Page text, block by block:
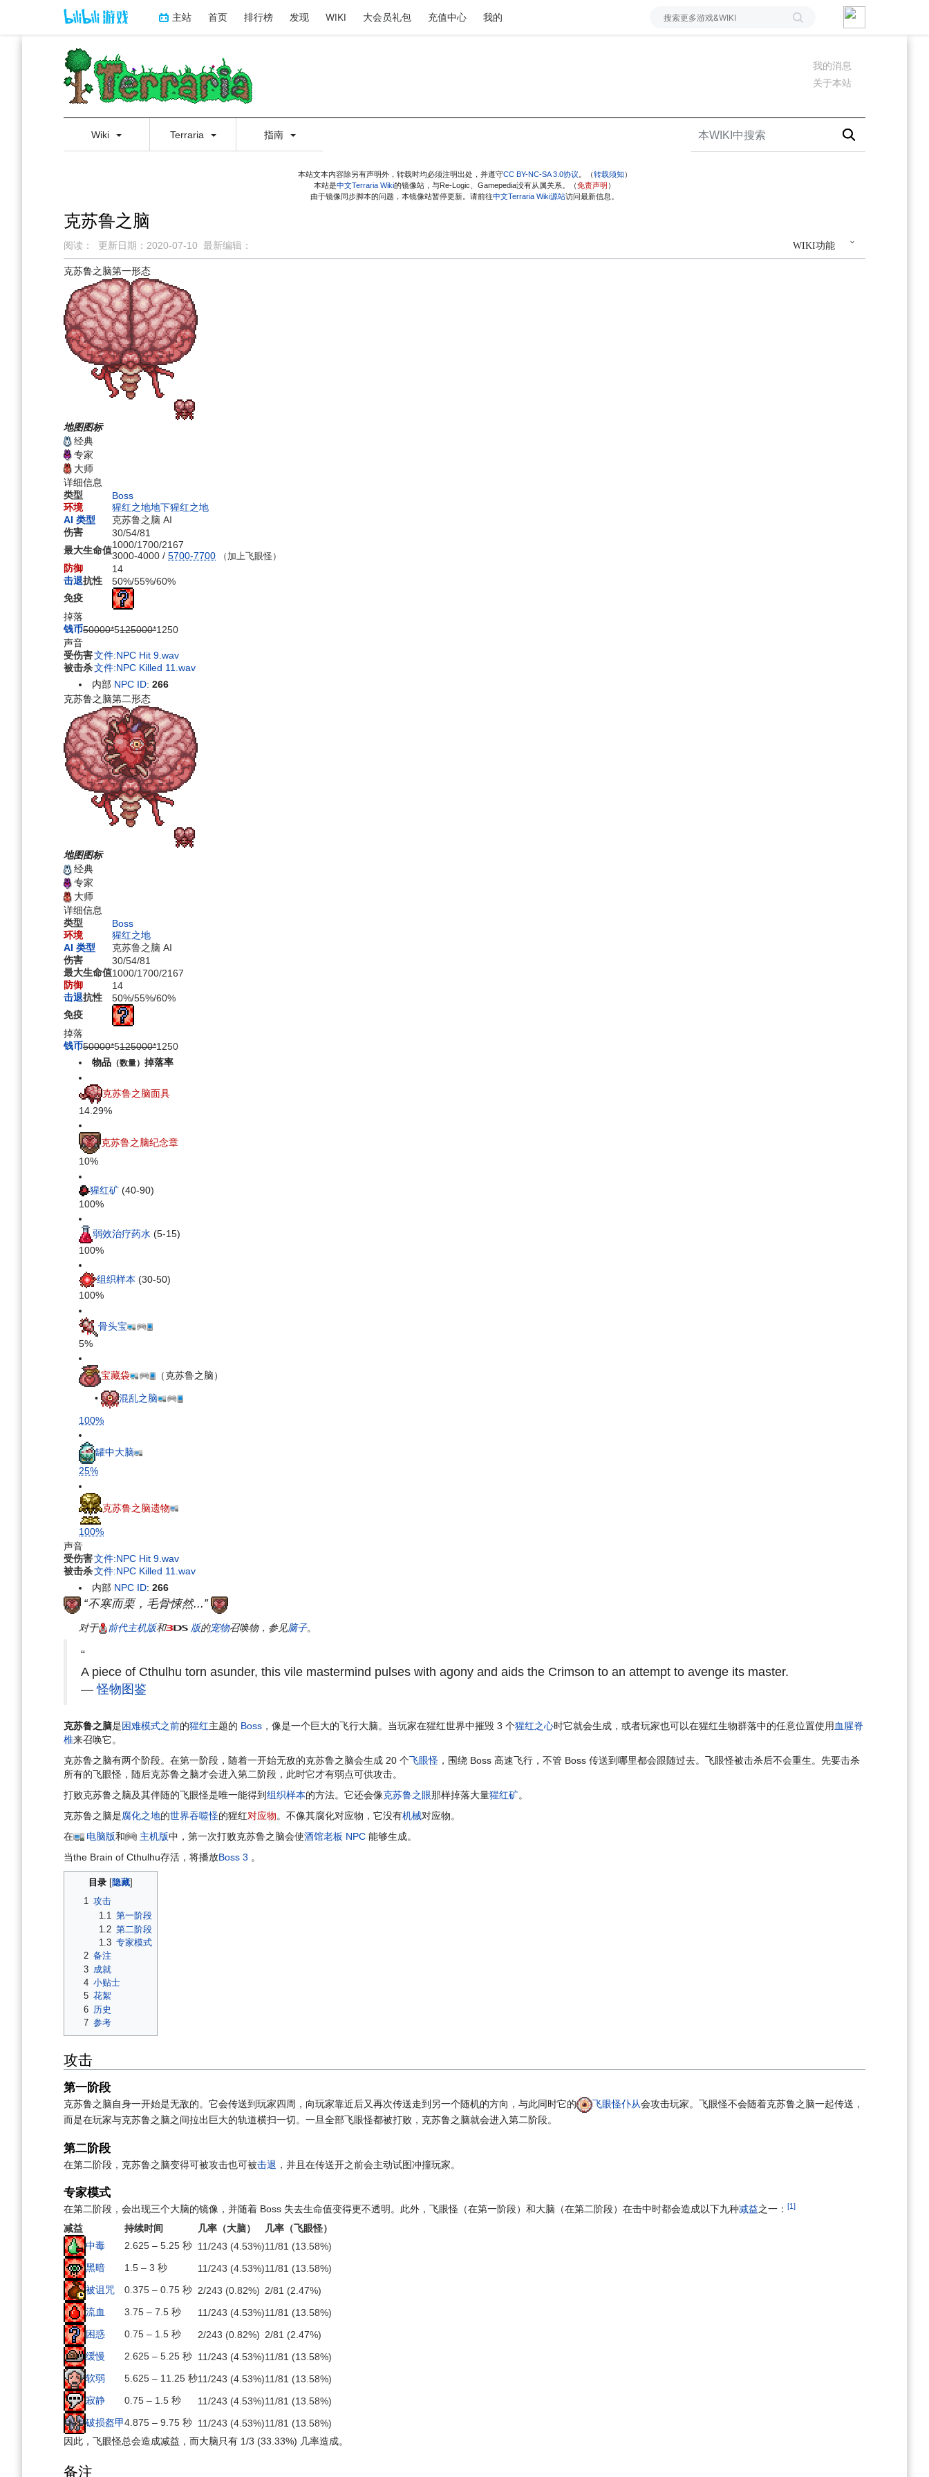
主站 首页 排行榜 发现 WIKI 大会员礼包 充值中心 我的
我的消息
关于本站
Wiki Terraria 指南
本站文本内容除另有声明外，转载时均必须注明出处，并遵守CC BY-NC-SA 3.0协议 。（转载须知 ）
本站是中文Terraria Wiki的镜像站，与Re-Logic、Gamepedia没有从属关系。（免责声明 ）
由于镜像同步脚本的问题，本镜像站暂停更新。请前往中文Terraria Wiki源站访问最新信息。
克苏鲁之脑
WIKI功能
阅读： 更新日期： 2020-07-10 最新编辑：
跳
导
航
跳
搜
索
克苏鲁之脑第一形态
地图图标
经典
专家
大师
详细信息
类型
Boss
环境
猩红之地地下猩红之地
AI 类型
克苏鲁之脑 AI
伤害
30/54/81
最大生命值1000/1700/2167
3000-4000 / 5700-7700 （加上飞眼怪）
防御
14
击退抗性 50%/55%/60%
免疫
掉落
钱币50000*5125000*1250
声音
受伤害文件:NPC Hit 9.wav
被击杀文件:NPC Killed 11.wav
内部 NPC ID:266
克苏鲁之脑第二形态
地图图标
经典
专家
大师
详细信息
类型
Boss
环境
猩红之地
AI 类型
克苏鲁之脑 AI
伤害
30/54/81
最大生命值1000/1700/2167
防御
14
击退抗性 50%/55%/60%
免疫
掉落
钱币50000*5125000*1250
物品 （数量）掉落率
克苏鲁之脑面具
14.29%
克苏鲁之脑纪念章
10%
猩红矿 (40-90)
100%
弱效治疗药水 (5-15)
100%
组织样本 (30-50)
100%
骨头宝
5%
宝藏袋 （克苏鲁之脑）
• 混乱之脑
100%
罐中大脑
25%
克苏鲁之脑遗物
100%
声音
受伤害文件:NPC Hit 9.wav
被击杀文件:NPC Killed 11.wav
内部 NPC ID:266
“不寒而栗，毛骨悚然...”
对于 前代主机版和 版的宠物召唤物，参见脑子。
“
A piece of Cthulhu torn asunder, this vile mastermind pulses with agony and aids the Crimson to an attempt to avenge its master.
—怪物图鉴
克苏鲁之脑是困难模式之前的猩红主题的 Boss ，像是一个巨大的飞行大脑。当玩家在猩红世界中摧毁 3 个猩红之心时它就会生成，或者玩家也可以在猩红生物群落中的任意位置使用血腥脊
椎来召唤它。
克苏鲁之脑有两个阶段。在第一阶段，随着一开始无敌的克苏鲁之脑会生成 20 个飞眼怪 ，围绕 Boss 高速飞行，不管 Boss 传送到哪里都会跟随过去。飞眼怪被击杀后不会重生。先要击杀
所有的飞眼怪，随后克苏鲁之脑才会进入第二阶段，此时它才有弱点可供攻击。
打败克苏鲁之脑及其伴随的飞眼怪是唯一能得到组织样本的方法。它还会像克苏鲁之眼那样掉落大量猩红矿。
克苏鲁之脑是腐化之地的世界吞噬怪的猩红对应物。不像其腐化对应物，它没有机械对应物。
在
电脑版和 主机版中，第一次打败克苏鲁之脑会使酒馆老板 NPC 能够生成。
当the Brain of Cthulhu存活，将播放Boss 3 。
目录
1
攻击
1.1 第一阶段
1.2 第二阶段
1.3 专家模式
2 备注
3 成就
4 小贴士
5 花絮
6 历史
7 参考
攻击
第一阶段
克苏鲁之脑自身一开始是无敌的。它会传送到玩家四周，向玩家靠近后又再次传送走到另一个随机的方向，与此同时它的 飞眼怪仆从会攻击玩家。飞眼怪不会随着克苏鲁之脑一起传送，
而是在玩家与克苏鲁之脑之间拉出巨大的轨道横扫一切。一旦全部飞眼怪都被打败，克苏鲁之脑就会进入第二阶段。
第二阶段
在第二阶段，克苏鲁之脑变得可被攻击也可被击退 ，并且在传送开之前会主动试图冲撞玩家。
专家模式
在第二阶段，会出现三个大脑的镜像，并随着 Boss 失去生命值变得更不透明。此外，飞眼怪（在第一阶段）和大脑（在第二阶段）在击中时都会造成以下九种减益之一： [1]
减益 持续时间 几率（大脑）
几率（飞眼怪）
中毒
2.625 – 5.25 秒 11/243 (4.53%)11/81 (13.58%)
黑暗
1.5 – 3 秒 11/243 (4.53%)11/81 (13.58%)
被诅咒
0.375 – 0.75 秒 2/243 (0.82%) 2/81 (2.47%)
流血
3.75 – 7.5 秒 11/243 (4.53%)11/81 (13.58%)
困惑
0.75 – 1.5 秒 2/243 (0.82%) 2/81 (2.47%)
缓慢
2.625 – 5.25 秒 11/243 (4.53%)11/81 (13.58%)
软弱
5.625 – 11.25 秒11/243 (4.53%)11/81 (13.58%)
寂静
0.75 – 1.5 秒 11/243 (4.53%)11/81 (13.58%)
破损盔甲4.875 – 9.75 秒 11/243 (4.53%)11/81 (13.58%)
因此，飞眼怪总会造成减益，而大脑只有 1/3 (33.33%) 几率造成。
备注